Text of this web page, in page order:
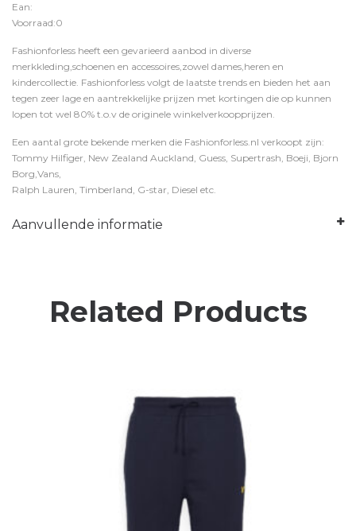
Ean:
Voorraad:0
Fashionforless heeft een gevarieerd aanbod in diverse
merkkleding,schoenen en accessoires,zowel dames,heren en
kindercollectie. Fashionforless volgt de laatste trends en bieden het aan
tegen zeer lage en aantrekkelijke prijzen met kortingen die op kunnen
lopen tot wel 80% t.o.v de originele winkelverkoopprijzen.
Een aantal grote bekende merken die Fashionforless.nl verkoopt zijn:
Tommy Hilfiger, New Zealand Auckland, Guess, Supertrash, Boeji, Bjorn
Borg,Vans,
Ralph Lauren, Timberland, G-star, Diesel etc.
Aanvullende informatie
Related Products